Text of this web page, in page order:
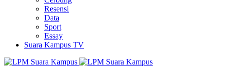
Resensi
Data
Sport
Essay
Suara Kampus TV